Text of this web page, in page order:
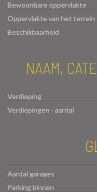
Bewoonbare oppervlakte
Oppervlakte van het terrein
Beschikbaarheid
NAAM,
Verdieping
Verdiepingen - aantal
Aantal garages
Parking binnen